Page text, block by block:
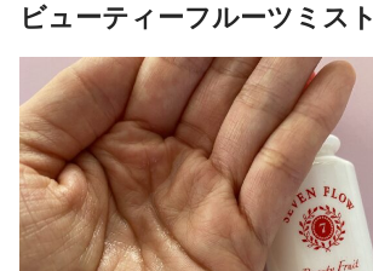
ビューティーフルーツミスト